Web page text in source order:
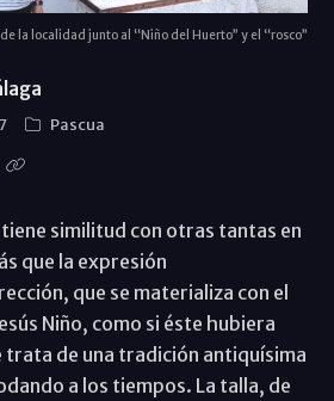
la localidad junto al “Niño del Huerto” y el “rosco”
Pascua
similitud con otras tantas en
que la expresión
que se materializa con el
Niño, como si éste hubiera
trata de una tradición antiquísima
a los tiempos. La talla, de